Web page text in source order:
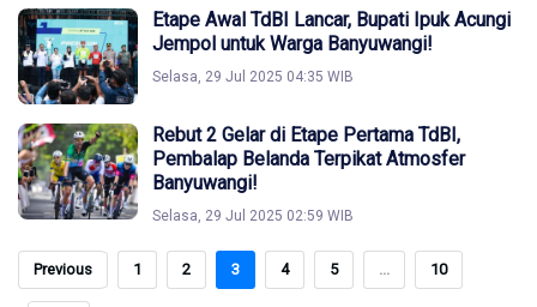
Etape Awal TdBI Lancar, Bupati Ipuk Acungi
Jempol untuk Warga Banyuwangi!
Selasa, 29 Jul 2025 04:35 WIB
Rebut 2 Gelar di Etape Pertama TdBI,
Pembalap Belanda Terpikat Atmosfer
Banyuwangi!
Selasa, 29 Jul 2025 02:59 WIB
Previous 1 2 3 4 5 ... 10